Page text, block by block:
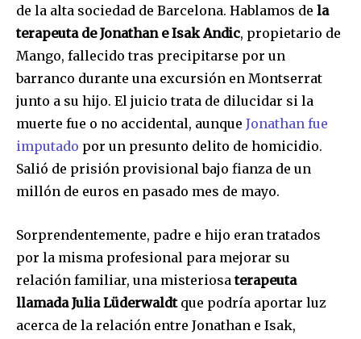
de la alta sociedad de Barcelona. Hablamos de la
terapeuta de Jonathan e Isak Andic, propietario de
Mango, fallecido tras precipitarse por un
barranco durante una excursión en Montserrat
junto a su hijo. El juicio trata de dilucidar si la
muerte fue o no accidental, aunque Jonathan fue
imputado por un presunto delito de homicidio.
Salió de prisión provisional bajo fianza de un
millón de euros en pasado mes de mayo.
Sorprendentemente, padre e hijo eran tratados
por la misma profesional para mejorar su
relación familiar, una misteriosaterapeuta
llamada Julia Lüderwaldtque podría aportar luz
acerca de la relación entre Jonathan e Isak,